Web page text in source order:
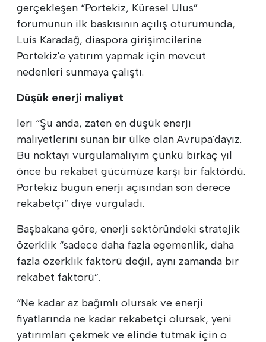
gerçekleşen “Portekiz, Küresel Ulus”
forumunun ilk baskısının açılış oturumunda,
Luís Karadağ, diaspora girişimcilerine
Portekiz'e yatırım yapmak için mevcut
nedenleri sunmaya çalıştı.
Düşük enerji maliyet
leri “Şu anda, zaten en düşük enerji
maliyetlerini sunan bir ülke olan Avrupa'dayız.
Bu noktayı vurgulamalıyım çünkü birkaç yıl
önce bu rekabet gücümüze karşı bir faktördü.
Portekiz bugün enerji açısından son derece
rekabetçi” diye vurguladı.
Başbakana göre, enerji sektöründeki stratejik
özerklik “sadece daha fazla egemenlik, daha
fazla özerklik faktörü değil, aynı zamanda bir
rekabet faktörü”.
“Ne kadar az bağımlı olursak ve enerji
fiyatlarında ne kadar rekabetçi olursak, yeni
yatırımları çekmek ve elinde tutmak için o